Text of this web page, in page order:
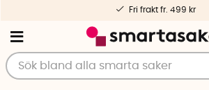
Fri frakt fr. 499 kr